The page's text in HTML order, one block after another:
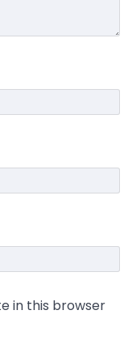
in this browser